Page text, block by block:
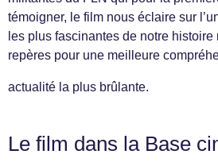
témoigner, le film nous éclaire sur
les plus fascinantes de notre
repères pour une meilleure
actualité la plus brûlante.
Le film dans la Base